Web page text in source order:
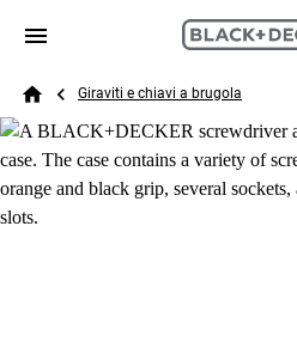
Skip to main
Search
Breadcrumb
Giraviti e chiavi a brugola